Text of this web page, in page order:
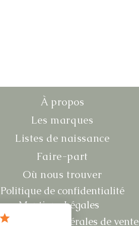
À propos
Les marques
Listes de naissance
Faire-part
Où nous trouver
Politique de confidentialité
Mentions Légales
Conditions générales de vente